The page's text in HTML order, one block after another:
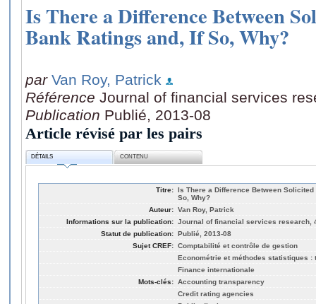
Is There a Difference Between
Bank Ratings and, If So, Why?
par Van Roy, Patrick
Référence Journal of financial services
Publication Publié, 2013-08
Article révisé par les pairs
DÉTAILS CONTENU
Titre: Is There a Difference Between
So, Why?
Auteur: Van Roy, Patrick
Informations sur la publication: Journal of financial services research,
Statut de publication: Publié, 2013-08
Sujet CREF: Comptabilité et contrôle de gestion
Econométrie et méthodes statistiques :
Finance internationale
Mots-clés: Accounting transparency
Credit rating agencies